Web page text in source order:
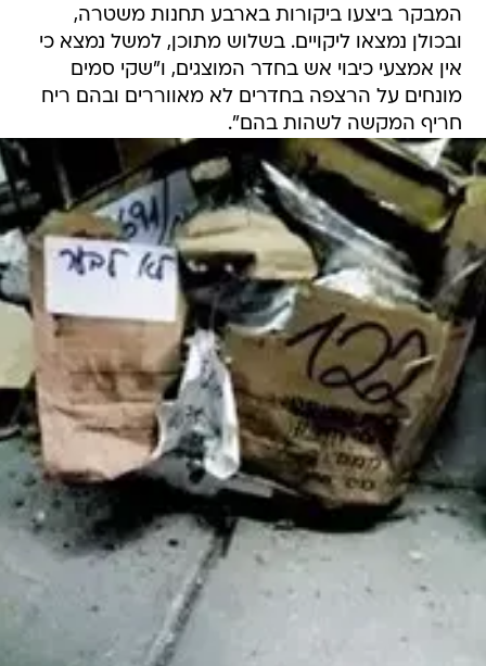
המבקר ביצעו ביקורות בארבע תחנות משטרה,
ובכולן נמצאו ליקויים. בשלוש מתוכן, למשל נמצא כי
אין אמצעי כיבוי אש בחדר המוצגים, ו"שקי סמים
מונחים על הרצפה בחדרים לא מאווררים ובהם ריח
חריף המקשה לשהות בהם".